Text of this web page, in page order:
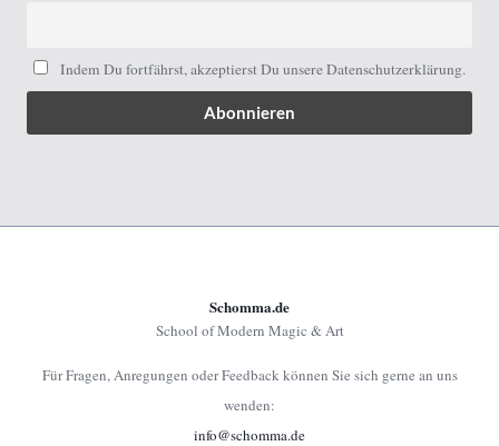
Indem Du fortfährst, akzeptierst Du unsere Datenschutzerklärung.
Schomma.de
School of Modern Magic & Art
Für Fragen, Anregungen oder Feedback können Sie sich gerne an uns
wenden:
info@schomma.de